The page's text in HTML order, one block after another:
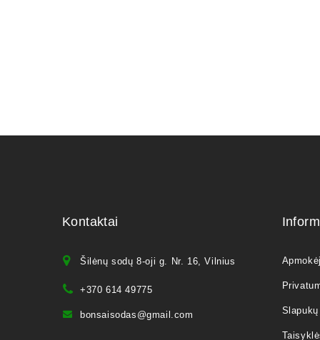
Kontaktai
Šilėnų sodų 8-oji g. Nr. 16, Vilnius
+370 614 49775
bonsaisodas@gmail.com